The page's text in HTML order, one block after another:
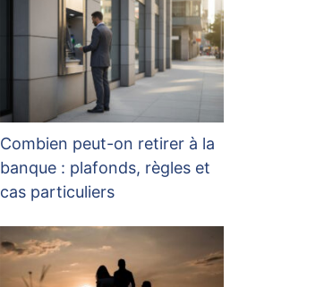
Combien peut-on retirer à la
banque : plafonds, règles et
cas particuliers